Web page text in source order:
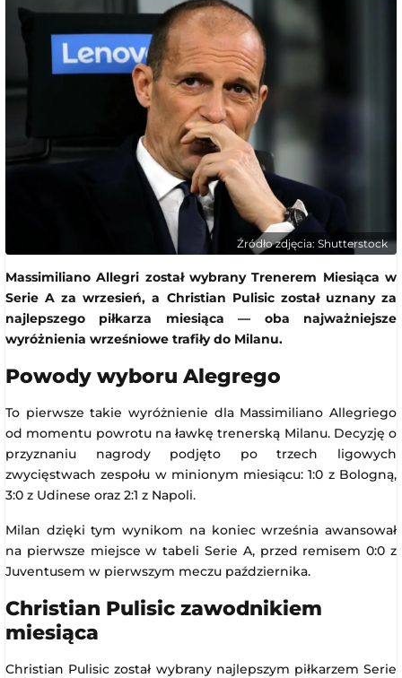
Źródło zdjęcia: Shutterstock
Massimiliano Allegri został wybrany Trenerem Miesiąca w
Serie A za wrzesień, a Christian Pulisic został uznany za
najlepszego piłkarza miesiąca — oba najważniejsze
wyróżnienia wrześniowe trafiły do Milanu.
Powody wyboru Alegrego
To pierwsze takie wyróżnienie dla Massimiliano Allegriego
od momentu powrotu na ławkę trenerską Milanu. Decyzję o
przyznaniu nagrody podjęto po trzech ligowych
zwycięstwach zespołu w minionym miesiącu: 1:0 z Bologną,
3:0 z Udinese oraz 2:1 z Napoli.
Milan dzięki tym wynikom na koniec września awansował
na pierwsze miejsce w tabeli Serie A, przed remisem 0:0 z
Juventusem w pierwszym meczu października.
Christian Pulisic zawodnikiem
miesiąca
Christian Pulisic został wybrany najlepszym piłkarzem Serie